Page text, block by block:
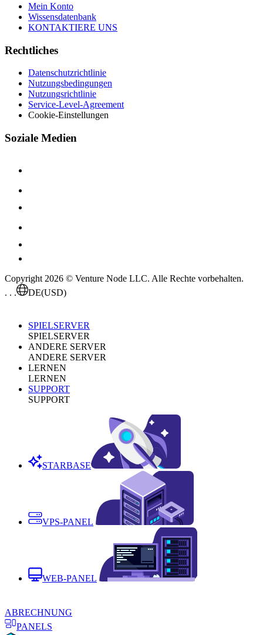
Mein Konto
Wissensdatenbank
KONTAKTIERE UNS
Rechtliches
Datenschutzrichtlinie
Nutzungsbedingungen
Nutzungsrichtlinie
Service-Level-Agreement
Cookie-Einstellungen
Soziale Medien
Copyright 2026 © Venture Node LLC. Alle Rechte vorbehalten.
. . .
DE(USD)
SPIELSERVER
SPIELSERVER
ANDERE SERVER
ANDERE SERVER
LERNEN
LERNEN
SUPPORT
SUPPORT
STARBASE
VPS-PANEL
WEB-PANEL
ABRECHNUNG
PANELS